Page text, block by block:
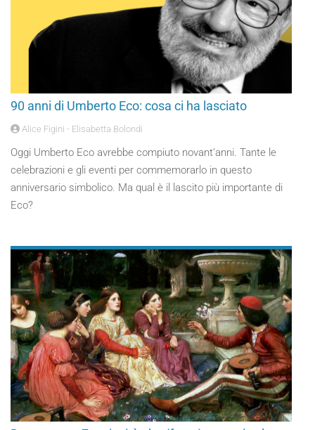
90 anni di Umberto Eco: cosa ci ha lasciato
Alice Figini - Elisabetta Bolondi
Oggi Umberto Eco avrebbe compiuto novant’anni. Tante le
celebrazioni e gli eventi per commemorarlo in questo
anniversario simbolico. Ma qual è il lascito più importante di
Eco?